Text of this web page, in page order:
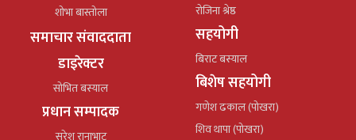
शोभा बास्तोला
समाचार संवाददाता
डाइरेक्टर
सोभित बस्याल
प्रधान सम्पादक
सुरेश रानाभाट
रोजिना श्रेष्ठ
सहयोगी
बिराट बस्याल
बिशेष सहयोगी
गणेश ढकाल (पोखरा)
शिव थापा (पोखरा)